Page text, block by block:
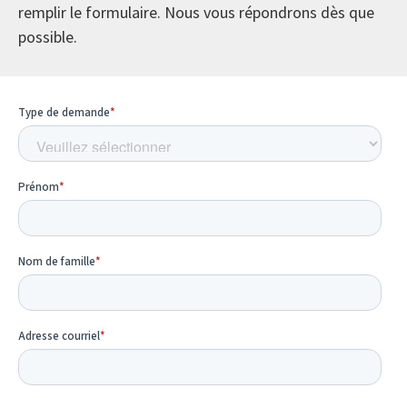
remplir le formulaire. Nous vous répondrons dès que
possible.